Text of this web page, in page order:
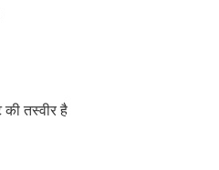
की तस्वीर है